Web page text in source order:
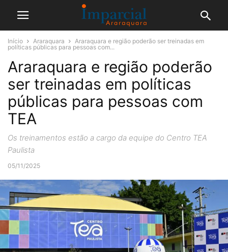
Início Araraquara
Araraquara e região poderão ser treinadas em
políticas públicas para pessoas com...
Araraquara e região poderão
ser treinadas em políticas
públicas para pessoas com
TEA
Os treinamentos estão a cargo da equipe do Centro TEA
Paulista
05/11/2025